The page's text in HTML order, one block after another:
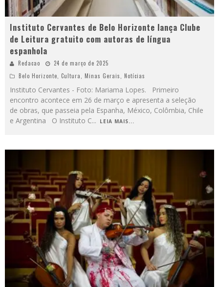
Instituto Cervantes de Belo Horizonte lança Clube
de Leitura gratuito com autoras de língua
espanhola
Redacao
24 de março de 2025
Belo Horizonte Cultura Minas Gerais Notícias
Instituto Cervantes - Foto: Mariama Lopes. Primeiro
encontro acontece em 26 de março e apresenta a seleção
de obras, que passeia pela Espanha, México, Colômbia, Chile
e Argentina O Instituto C... LEIA MAIS...